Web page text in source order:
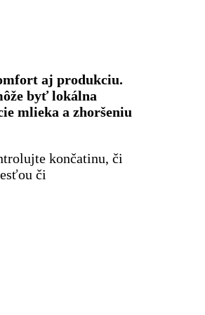
aj produkciu.
byť lokálna
mlieka a zhoršeniu
končatinu, či
či